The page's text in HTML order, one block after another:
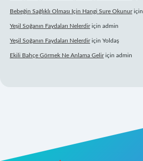
Bebeğin Sağlıklı Olması Için Hangi Sure Okunuriçin
Yeşil Soğanın Faydaları Nelerdiriçin admin
Yeşil Soğanın Faydaları Nelerdiriçin Yoldaş
Ekili Bahçe Görmek Ne Anlama Geliriçin admin